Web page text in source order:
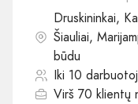
Druskininkai,
Šiauliai,
būdu
Iki 10
Virš 70 klientų